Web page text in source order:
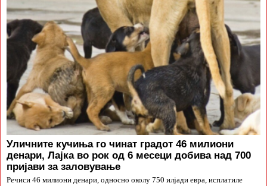
Уличните кучиња го чинат градот 46 милиони
денари, Лајка во рок од 6 месеци добива над 700
пријави за заловување
Речиси 46 милиони денари, односно околу 750 илјади евра, исплатиле